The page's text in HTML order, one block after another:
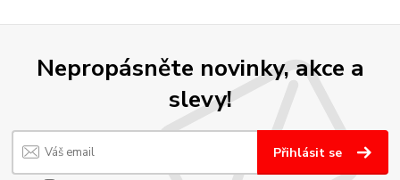
Nepropásněte novinky, akce a
slevy!
Přihlásit se